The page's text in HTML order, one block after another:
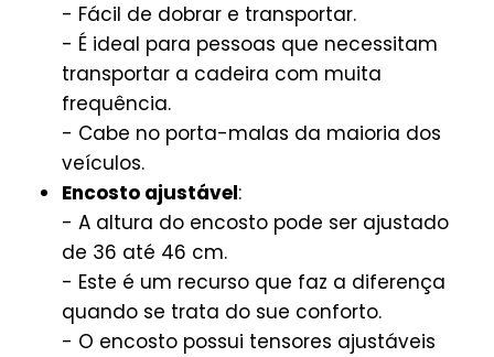
- Fácil de dobrar e transportar.
- É ideal para pessoas que necessitam
transportar a cadeira com muita
frequência.
- Cabe no porta-malas da maioria dos
veículos.
Encosto ajustável:
- A altura do encosto pode ser ajustado
de 36 até 46 cm.
- Este é um recurso que faz a diferença
quando se trata do sue conforto.
- O encosto possui tensores ajustáveis